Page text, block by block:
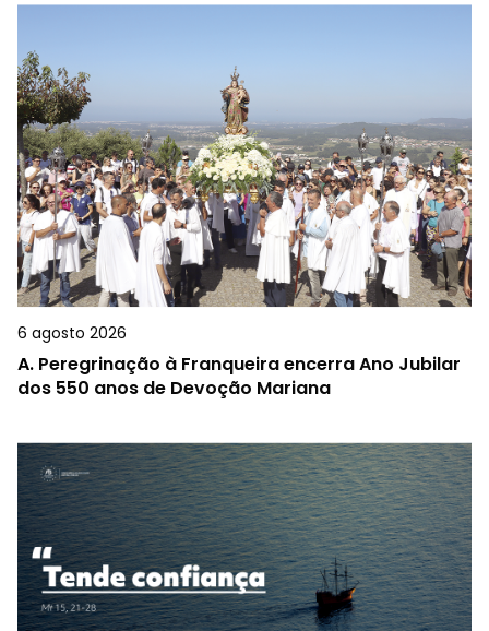
6 agosto 2026
A. Peregrinação à Franqueira encerra Ano Jubilar
dos 550 anos de Devoção Mariana